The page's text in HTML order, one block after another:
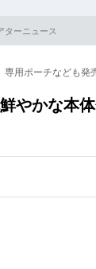
ターニュース
専用ポーチなども発
やかな本